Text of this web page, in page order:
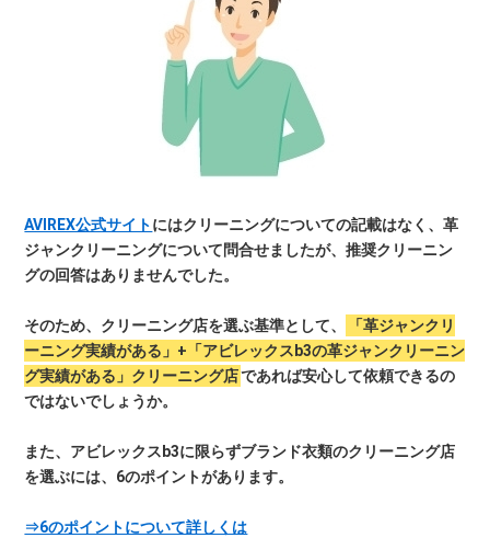
AVIREX公式サイトにはクリーニングについての記載はなく、革
ジャンクリーニングについて問合せましたが、推奨クリーニン
グの回答はありませんでした。
そのため、クリーニング店を選ぶ基準として、
「革ジャンクリ
ーニング実績がある」+「アビレックスb3の革ジャンクリーニン
グ実績がある」クリーニング店であれば安心して依頼できるの
ではないでしょうか。
また、アビレックスb3に限らずブランド衣類のクリーニング店
を選ぶには、6のポイントがあります。
⇒6のポイントについて詳しくは